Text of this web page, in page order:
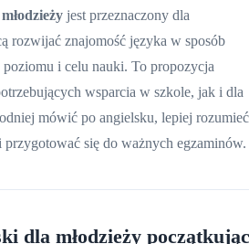
jest przeznaczony dla
rozwijać znajomość języka w sposób
i celu nauki. To propozycja
wsparcia w szkole, jak i dla
mówić po angielsku, lepiej rozumieć
przygotować się do ważnych egzaminów.
dla młodzieży